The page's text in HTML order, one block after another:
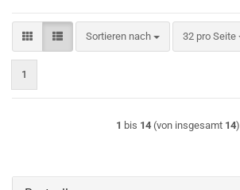
Sortieren nach
Sortieren nach 32 pro Seite
pro Seite
1
1 bis 14 (von insgesamt 14)